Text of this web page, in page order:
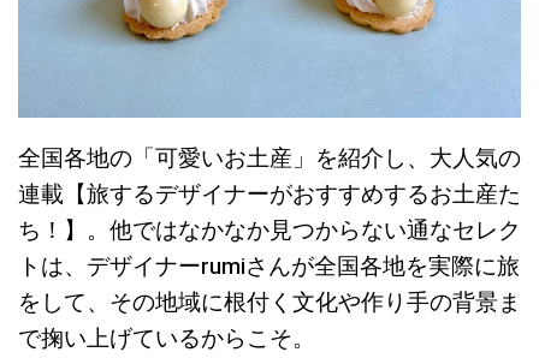
全国各地の「可愛いお土産」を紹介し、大人気の
連載【旅するデザイナーがおすすめするお土産た
ち！】。他ではなかなか見つからない通なセレク
トは、デザイナーrumiさんが全国各地を実際に旅
をして、その地域に根付く文化や作り手の背景ま
で掬い上げているからこそ。